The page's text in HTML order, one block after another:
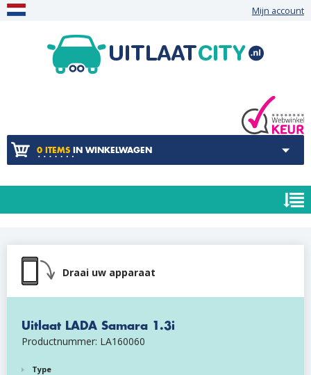
Mijn account
0 ITEMS IN WINKELWAGEN
Draai uw apparaat
Uitlaat LADA Samara 1.3i
Productnummer: LA160060
Type